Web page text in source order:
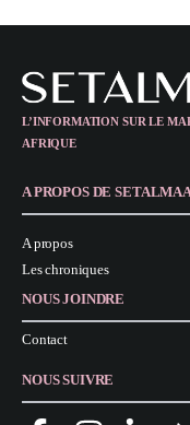
L’INFORMATION SUR LE
AFRIQUE
A PROPOS DE
A propos
Les chroniques
NOUS JOINDRE
Contact
NOUS SUIVRE